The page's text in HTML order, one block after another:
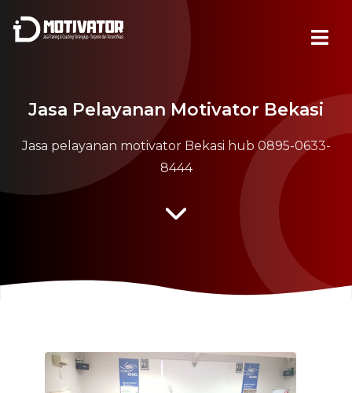
Jasa Pelayanan Motivator Bekasi
Jasa pelayanan motivator Bekasi hub 0895-0633-
8444